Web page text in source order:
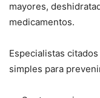
mayores,
medicamentos.
Especialistas
simples para